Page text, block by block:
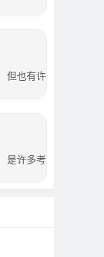
但也有许
是许多考